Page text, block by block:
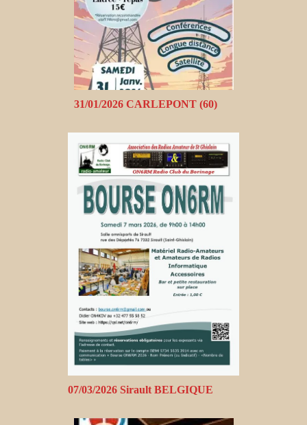
31/01/2026 CARLEPONT (60)
07/03/2026 Sirault BELGIQUE